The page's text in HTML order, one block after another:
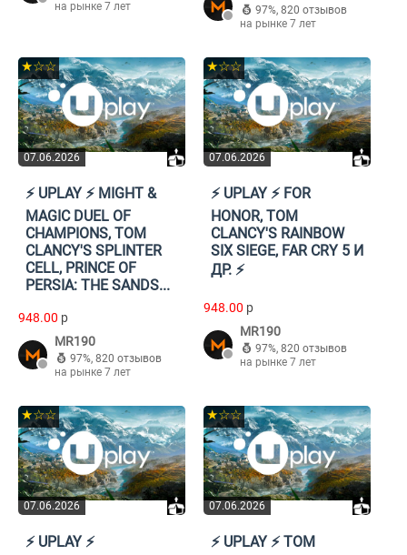
на рынке 7 лет 97%, 820 отзывов
на рынке 7 лет
07.06.2026
★☆☆
⚡️ UPLAY ⚡️ MIGHT &
MAGIC DUEL OF
CHAMPIONS, TOM
CLANCY'S SPLINTER
CELL, PRINCE OF
PERSIA: THE SANDS...
948.00 p
MR190
97%, 820 отзывов
на рынке 7 лет
07.06.2026
★☆☆
⚡️ UPLAY ⚡️ FOR
HONOR, TOM
CLANCY'S RAINBOW
SIX SIEGE, FAR CRY 5 И
ДР. ⚡️
948.00 p
MR190
97%, 820 отзывов
на рынке 7 лет
07.06.2026
★☆☆
⚡️ UPLAY ⚡️
07.06.2026
★☆☆
⚡️ UPLAY ⚡️ TOM